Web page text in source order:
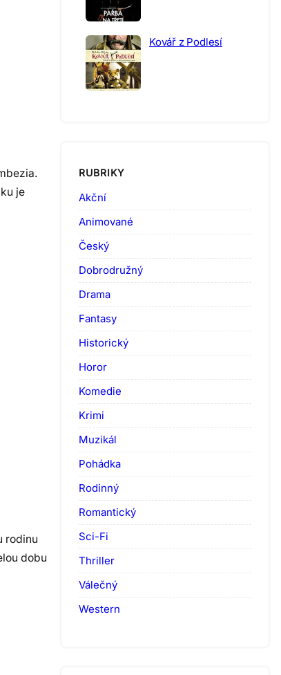
je
rodinu
dobu
Kovář z Podlesí
RUBRIKY
Akční
Animované
Český
Dobrodružný
Drama
Fantasy
Historický
Horor
Komedie
Krimi
Muzikál
Pohádka
Rodinný
Romantický
Sci-Fi
Thriller
Válečný
Western